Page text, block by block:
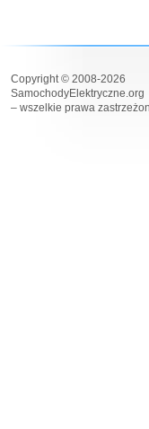
Copyright © 2008-2026
SamochodyElektryczne.org
– wszelkie prawa